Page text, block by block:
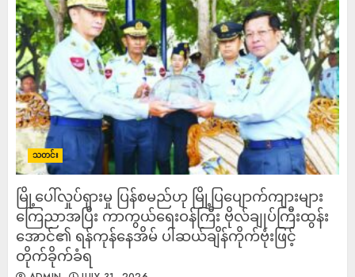
သတင်း
မြို့ပေါ်လှုပ်ရှားမှု ပြန်စမည်ဟု မြို့ပြပျောက်ကျားများ
ကြေညာအပြီး ကာကွယ်ရေးဝန်ကြီး ဗိုလ်ချုပ်ကြီးထွန်း
အောင်၏ ရန်ကုန်နေအိမ် ပါဆယ်ချိန်ကိုက်ဗုံးဖြင့်
တိုက်ခိုက်ခံရ